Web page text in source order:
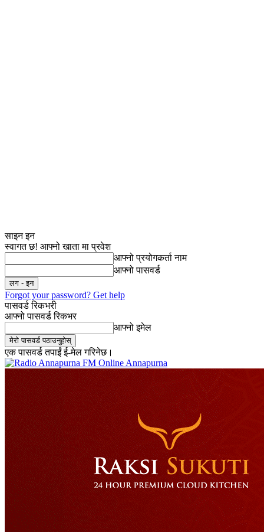
साइन इन
स्वागत छ! आफ्नो खाता मा प्रवेश
आफ्नो प्रयोगकर्ता नाम
आफ्नो पासवर्ड
Forgot your password? Get help
पासवर्ड रिकभरी
आफ्नो पासवर्ड रिकभर
आफ्नो इमेल
एक पासवर्ड तपाईं ई-मेल गरिनेछ।
Online Annapurna